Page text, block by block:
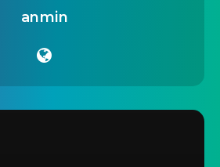
anmin